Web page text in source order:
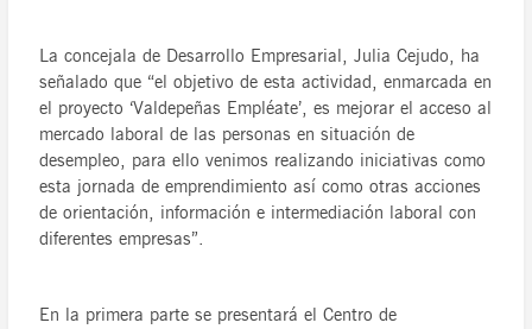
La concejala de Desarrollo Empresarial, Julia Cejudo, ha
señalado que “el objetivo de esta actividad, enmarcada en
el proyecto ‘Valdepeñas Empléate’, es mejorar el acceso al
mercado laboral de las personas en situación de
desempleo, para ello venimos realizando iniciativas como
esta jornada de emprendimiento así como otras acciones
de orientación, información e intermediación laboral con
diferentes empresas”.
En la primera parte se presentará el Centro de